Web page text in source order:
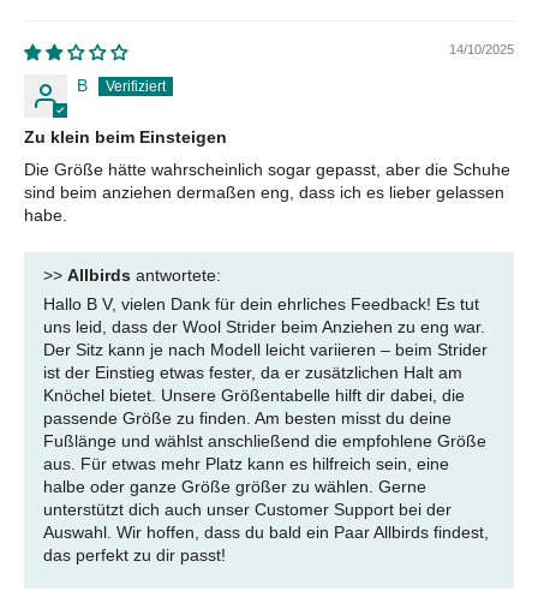
14/10/2025
B
Zu klein beim Einsteigen
Die Größe hätte wahrscheinlich sogar gepasst, aber die Schuhe
sind beim anziehen dermaßen eng, dass ich es lieber gelassen
habe.
>> Allbirds antwortete:
Hallo B V, vielen Dank für dein ehrliches Feedback! Es tut
uns leid, dass der Wool Strider beim Anziehen zu eng war.
Der Sitz kann je nach Modell leicht variieren – beim Strider
ist der Einstieg etwas fester, da er zusätzlichen Halt am
Knöchel bietet. Unsere Größentabelle hilft dir dabei, die
passende Größe zu finden. Am besten misst du deine
Fußlänge und wählst anschließend die empfohlene Größe
aus. Für etwas mehr Platz kann es hilfreich sein, eine
halbe oder ganze Größe größer zu wählen. Gerne
unterstützt dich auch unser Customer Support bei der
Auswahl. Wir hoffen, dass du bald ein Paar Allbirds findest,
das perfekt zu dir passt!